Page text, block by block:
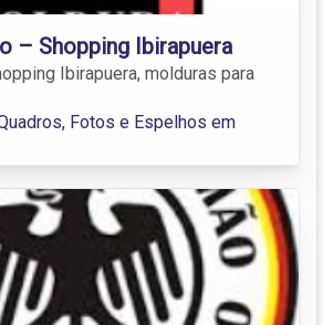
– Shopping Ibirapuera
Ibirapuera, molduras para
Fotos e Espelhos em